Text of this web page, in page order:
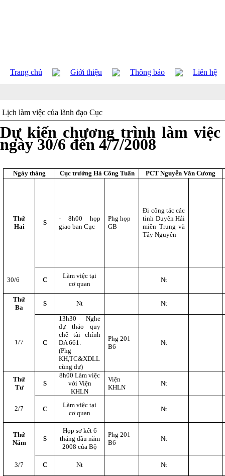
Trang chủ Giới thiệu Thông báo Liên hệ
Lịch làm việc của lãnh đạo Cục
Dự kiến chương trình làm
ngày 30/6 đến 4/7/2008
Ngày tháng Cục trưởng Hà Công Tuấn PCT Nguyễn Văn Cương
Thứ
Hai
S
- 8h00 họp
giao ban Cục
Phg họp
GB
Đi công tác các
tỉnh Duyên Hải
miền Trung và
Tây Nguyên
30/6 C
Làm việc tại
cơ quan
Nt
Thứ
Ba
S Nt Nt
1/7 C
13h30 Nghe
dự thảo quy
chế tài chính
DA 661.
(Phg
KH,TC&XDLL
cùng dự)
Phg 201
B6
Nt
Thứ
Tư
S
8h00 Làm việc
với Viện
KHLN
Viện
KHLN
Nt
2/7 C
Làm việc tại
cơ quan
Nt
Thứ
Năm
S
Họp sơ kết 6
tháng đầu năm
2008 của Bộ
Phg 201
B6
Nt
3/7 C Nt Nt